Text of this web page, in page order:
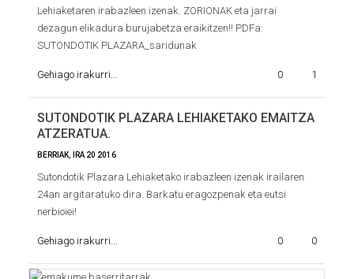
Lehiaketaren irabazleen izenak. ZORIONAK eta jarrai
dezagun elikadura burujabetza eraikitzen!! PDFa:
SUTONDOTIK PLAZARA_saridunak
Gehiago irakurri... 0 1
SUTONDOTIK PLAZARA LEHIAKETAKO EMAITZA
ATZERATUA.
BERRIAK IRA 20 2016
Sutondotik Plazara Lehiaketako irabazleen izenak irailaren
24an argitaratuko dira. Barkatu eragozpenak eta eutsi
nerbioiei!
Gehiago irakurri... 0 0